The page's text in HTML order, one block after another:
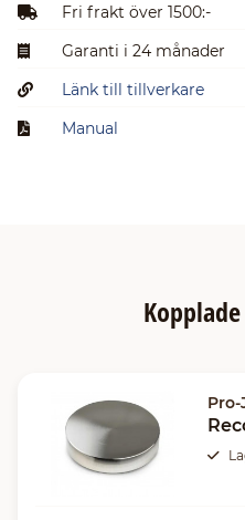
Fri frakt över 1500:-
Garanti i 24 månader
Länk till tillverkare
Manual